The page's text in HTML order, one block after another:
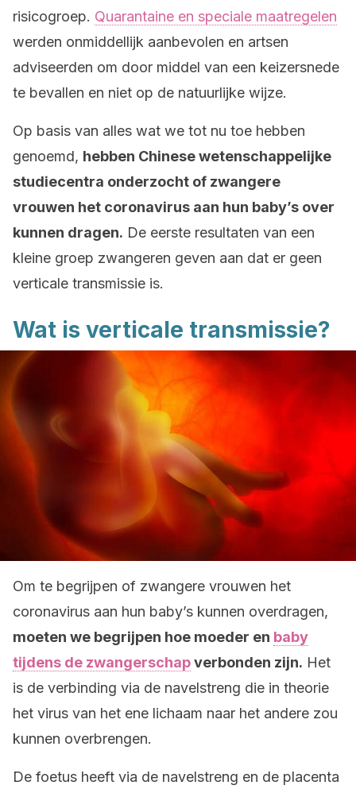
risicogroep. Quarantaine en speciale maatregelen
werden onmiddellijk aanbevolen en artsen
adviseerden om door middel van een keizersnede
te bevallen en niet op de natuurlijke wijze.
Op basis van alles wat we tot nu toe hebben
genoemd, hebben Chinese wetenschappelijke
studiecentra onderzocht of zwangere
vrouwen het coronavirus aan hun baby’s over
kunnen dragen. De eerste resultaten van een
kleine groep zwangeren geven aan dat er geen
verticale transmissie is.
Wat is verticale transmissie?
Om te begrijpen of zwangere vrouwen het
coronavirus aan hun baby’s kunnen overdragen,
moeten we begrijpen hoe moeder en baby
tijdens de zwangerschapverbonden zijn. Het
is de verbinding via de navelstreng die in theorie
het virus van het ene lichaam naar het andere zou
kunnen overbrengen.
De foetus heeft via de navelstreng en de placenta